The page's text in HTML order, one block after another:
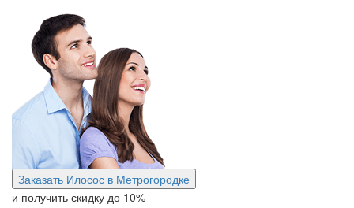
Заказать Илосос в Метрогородке
и получить скидку до 10%